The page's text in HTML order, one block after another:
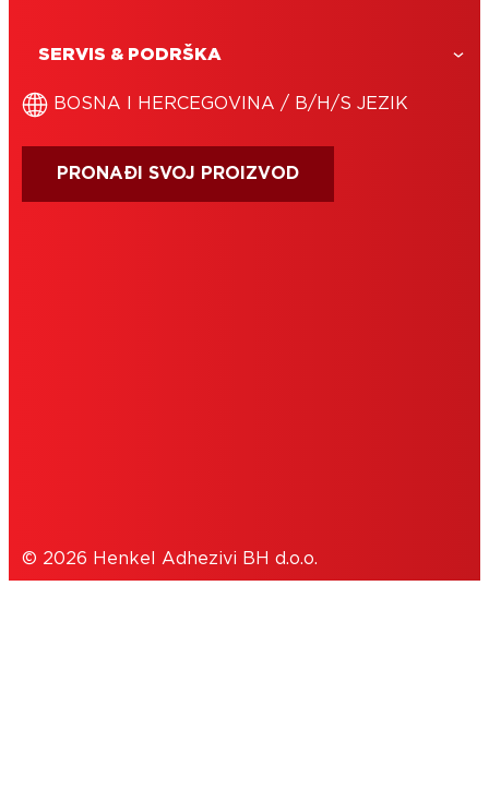
SERVIS & PODRŠKA
BOSNA I HERCEGOVINA / B/H/S JEZIK
PRONAĐI SVOJ PROIZVOD
© 2026 Henkel Adhezivi BH d.o.o.